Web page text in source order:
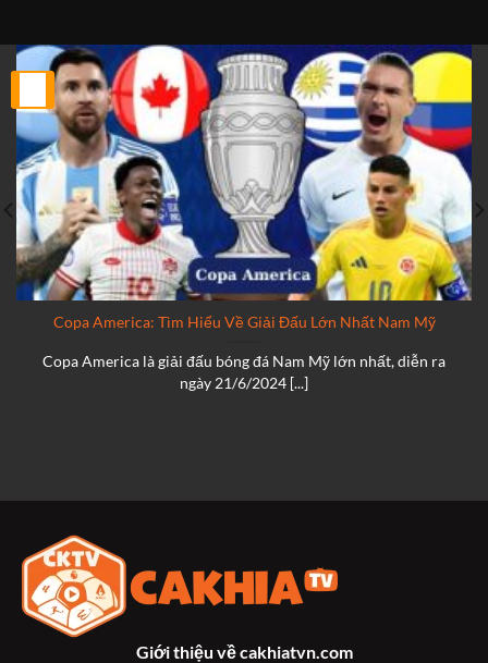
Copa America: Tìm Hiểu Về Giải Đấu Lớn Nhất Nam Mỹ
Copa America là giải đấu bóng đá Nam Mỹ lớn nhất, diễn ra
ngày 21/6/2024 [...]
Giới thiệu vềcakhiatvn.com